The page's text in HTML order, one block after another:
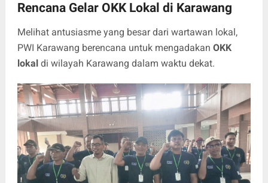
Rencana Gelar OKK Lokal di Karawang
Melihat antusiasme yang besar dari wartawan lokal,
PWI Karawang berencana untuk mengadakan OKK
lokal di wilayah Karawang dalam waktu dekat.